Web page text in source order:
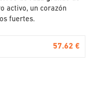
activo, un corazón
fuertes.
57.62 €